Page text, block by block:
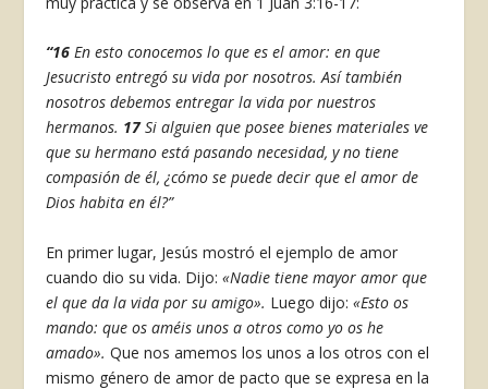
“16En esto conocemos lo que es el amor: en que
Jesucristo entregó su vida por nosotros. Así también
nosotros debemos entregar la vida por nuestros
hermanos. 17Si alguien que posee bienes materiales ve
que su hermano está pasando necesidad, y no tiene
compasión de él, ¿cómo se puede decir que el amor de
Dios habita en él?”
En primer lugar, Jesús mostró el ejemplo de amor
cuando dio su vida. Dijo:«Nadie tiene mayor amor que
el que da la vida por su amigo». Luego dijo:«Esto os
mando: que os améis unos a otros como yo os he
amado». Que nos amemos los unos a los otros con el
mismo género de amor de pacto que se expresa en la